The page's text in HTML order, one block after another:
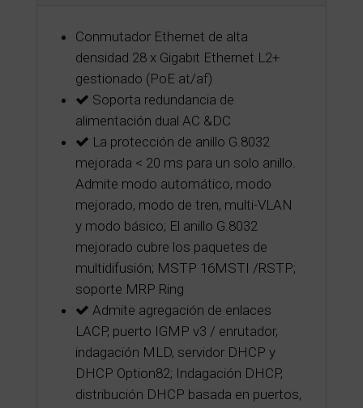
Conmutador Ethernet de alta
densidad 28 x Gigabit Ethernet L2+
gestionado (PoE at/af)
Soporta redundancia de
alimentación dual AC &DC
La protección de anillo G.8032
mejorada < 20 ms para un solo anillo.
Admite modo automático, modo
mejorado, modo de tren, multi-VLAN
y modo básico; El anillo G.8032
mejorado cubre los paquetes de
multidifusión; MSTP 16MSTI /RSTP;
soporte MRP Ring
Admite agregación de enlaces
LACP, puerto IGMP v3 / enrutador,
indagación MLD, servidor DHCP y
DHCP Option82; Indagación DHCP,
distribución DHCP basada en puertos,